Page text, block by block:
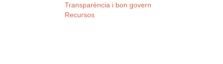
Transparència i bon govern
Recursos